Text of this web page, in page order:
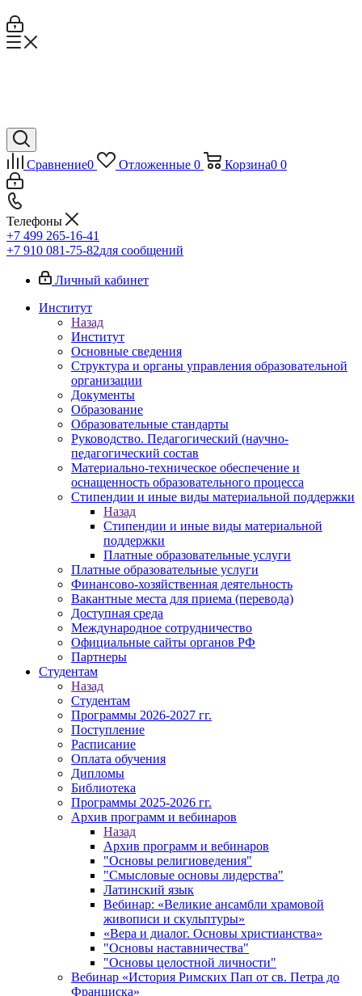
Сравнение0 Отложенные 0 Корзина0 0
Телефоны
+7 499 265-16-41
+7 910 081-75-82для сообщений
Личный кабинет
Институт
Назад
Институт
Основные сведения
Структура и органы управления образовательной
организации
Документы
Образование
Образовательные стандарты
Руководство. Педагогический (научно-
педагогический состав
Материально-техническое обеспечение и
оснащенность образовательного процесса
Стипендии и иные виды материальной поддержки
Назад
Стипендии и иные виды материальной
поддержки
Платные образовательные услуги
Платные образовательные услуги
Финансово-хозяйственная деятельность
Вакантные места для приема (перевода)
Доступная среда
Международное сотрудничество
Официальные сайты органов РФ
Партнеры
Студентам
Назад
Студентам
Программы 2026-2027 гг.
Поступление
Расписание
Оплата обучения
Дипломы
Библиотека
Программы 2025-2026 гг.
Архив программ и вебинаров
Назад
Архив программ и вебинаров
"Основы религиоведения"
"Смысловые основы лидерства"
Латинский язык
Вебинар: «Великие ансамбли храмовой
живописи и скульптуры»
«Вера и диалог. Основы христианства»
"Основы наставничества"
"Основы целостной личности"
Вебинар «История Римских Пап от св. Петра до
Франциска»